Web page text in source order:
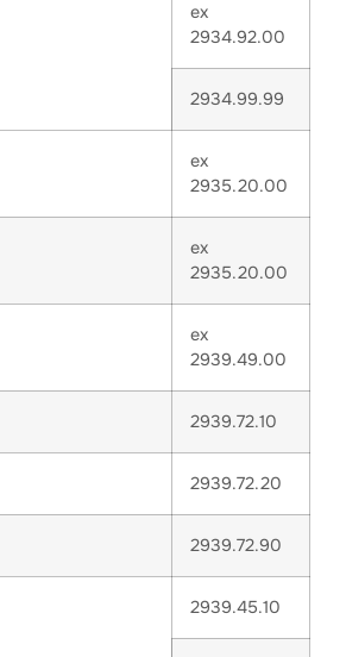
ex
2934.92.00
2934.99.99
ex
2935.20.00
ex
2935.20.00
ex
2939.49.00
2939.72.10
2939.72.20
2939.72.90
2939.45.10